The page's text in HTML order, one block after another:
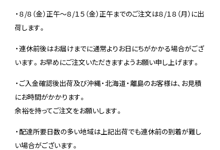
・８/８（金）正午～８/１５（金）正午までのご注文は８/１８（月）に出
荷します。
・連休前後はお届けまでに通常よりお日にちがかかる場合がござ
います。お早めにご注文いただきますようお願い申し上げます。
・ご入金確認後出荷及び沖縄・北海道・離島のお客様は、お見積
にお時間がかかります。
余裕を持ってご注文をお願いします。
・配達所要日数の多い地域は上記出荷でも連休前の到着が難し
い場合がございます。